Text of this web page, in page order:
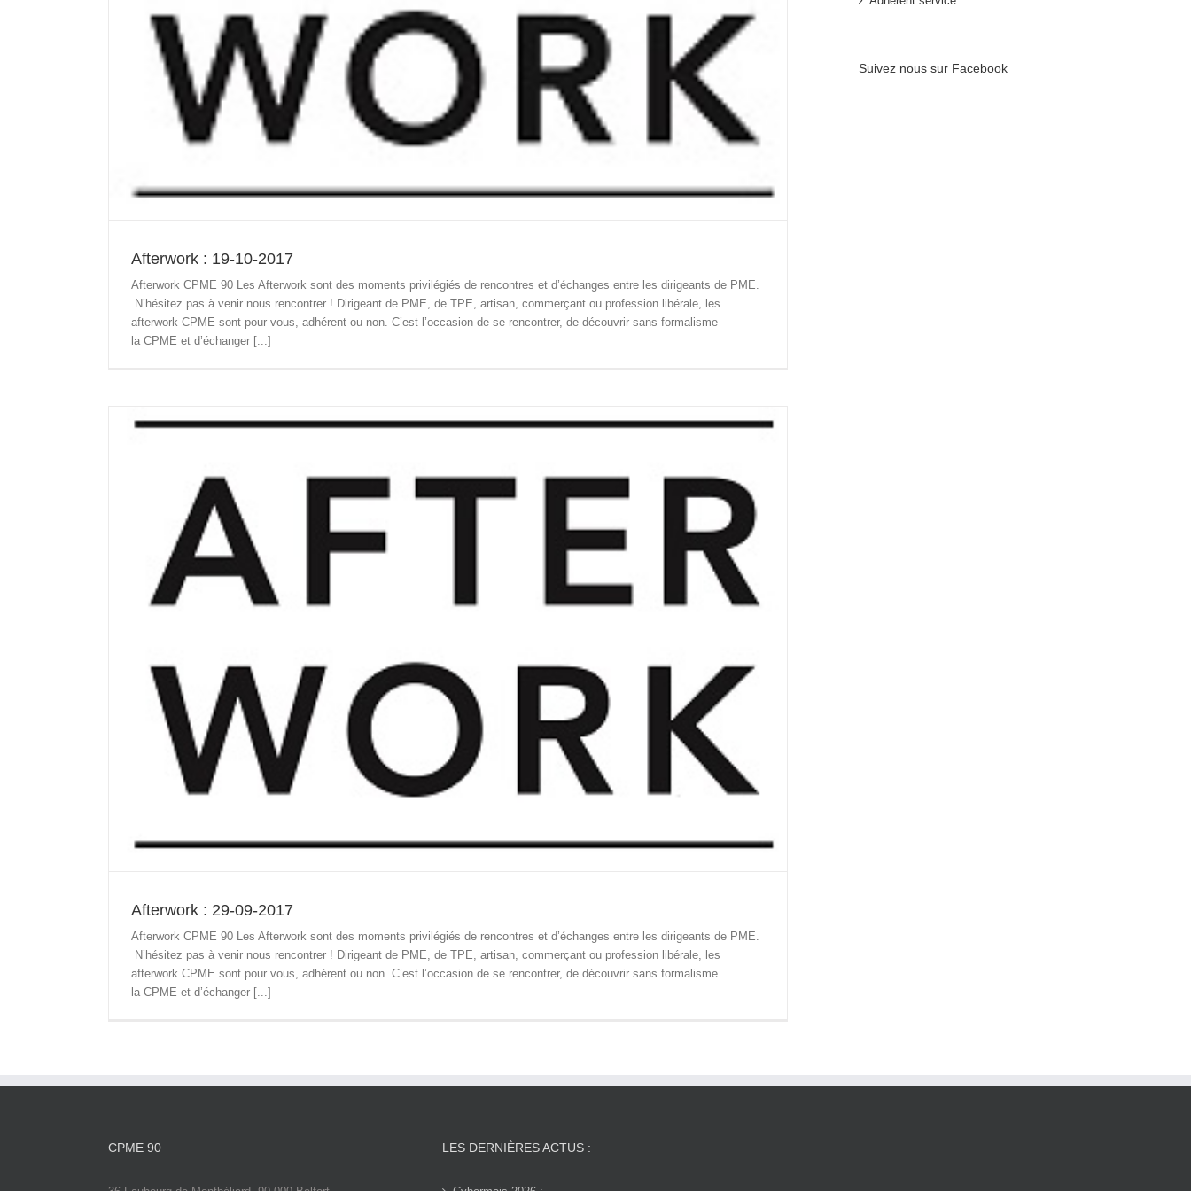
Afterwork : 19-10-2017
Afterwork CPME 90 Les Afterwork sont des moments privilégiés de rencontres et d’échanges entre les dirigeants de PME.
N’hésitez pas à venir nous rencontrer ! Dirigeant de PME, de TPE, artisan, commerçant ou profession libérale, les
afterwork CPME sont pour vous, adhérent ou non. C’est l’occasion de se rencontrer, de découvrir sans formalisme
la CPME et d’échanger [...]
Afterwork : 29-09-2017
Afterwork CPME 90 Les Afterwork sont des moments privilégiés de rencontres et d’échanges entre les dirigeants de PME.
N’hésitez pas à venir nous rencontrer ! Dirigeant de PME, de TPE, artisan, commerçant ou profession libérale, les
afterwork CPME sont pour vous, adhérent ou non. C’est l’occasion de se rencontrer, de découvrir sans formalisme
la CPME et d’échanger [...]
Suivez nous sur Facebook
CPME 90 LES DERNIÈRES ACTUS :